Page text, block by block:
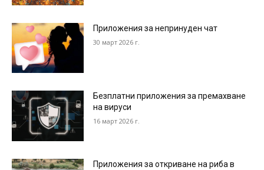
Приложения за непринуден чат
30 март 2026 г.
Безплатни приложения за премахване
на вируси
16 март 2026 г.
Приложения за откриване на риба в